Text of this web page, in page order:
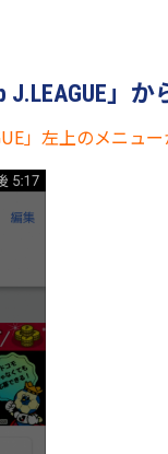
」
」左上のメニュ